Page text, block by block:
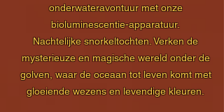
onderwateravontuur met onze
bioluminescentie-apparatuur.
Nachtelijke snorkeltochten. Verken de
mysterieuze en magische wereld onder de
golven, waar de oceaan tot leven komt met
gloeiende wezens en levendige kleuren.